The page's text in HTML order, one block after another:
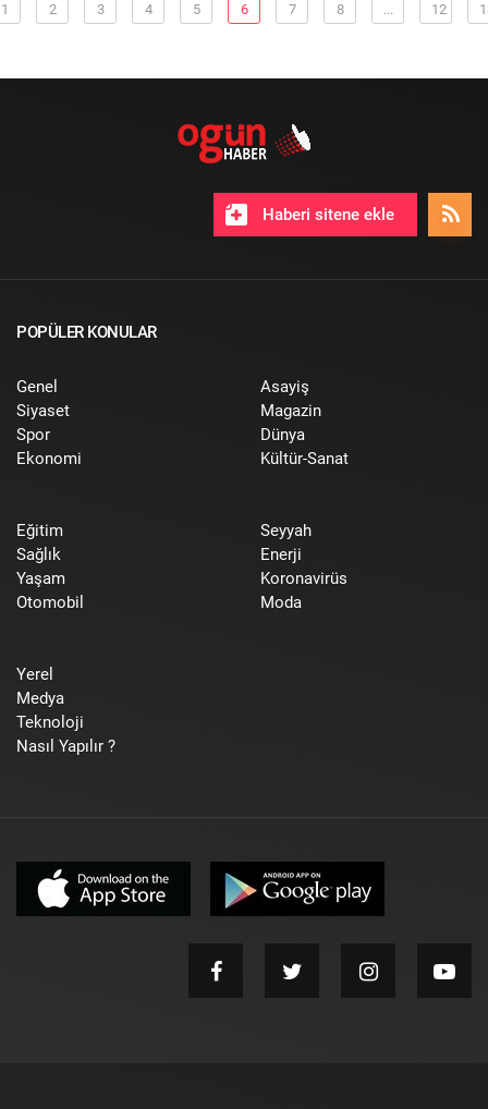
1 2 3 4 5 6 7 8 ... 12
Haberi sitene ekle
POPÜLER KONULAR
Genel
Siyaset
Spor
Ekonomi
Asayiş
Magazin
Dünya
Kültür-Sanat
Eğitim
Sağlık
Yaşam
Otomobil
Seyyah
Enerji
Koronavirüs
Moda
Yerel
Medya
Teknoloji
Nasıl Yapılır ?